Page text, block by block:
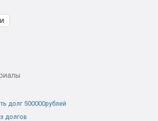
долг 500000рублей
долгов